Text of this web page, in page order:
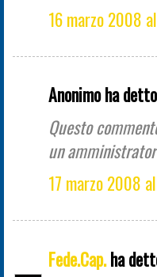
16 marzo 2008
Anonimo ha
Questo
un
17 marzo 2008
Fede.Cap.ha